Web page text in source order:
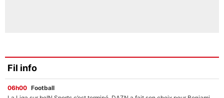
Fil info
06h00 Football